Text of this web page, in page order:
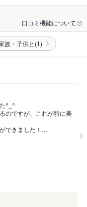
口コミ機能について
族・子供と(1)
^_^
のですが、これが特に美
できました！…